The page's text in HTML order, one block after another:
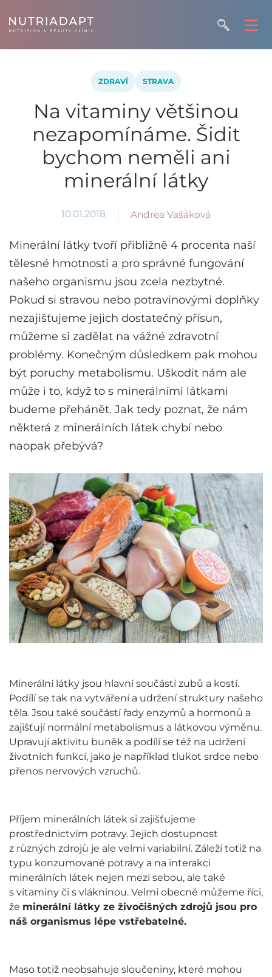
ZDRAVÍ STRAVA
Na vitaminy většinou
nezapomínáme. Šidit
bychom neměli ani
minerální látky
10.01.2018 Andrea Vašáková
Minerální látky tvoří přibližně 4 procenta naší
tělesné hmotnosti a pro správné fungování
našeho organismu jsou zcela nezbytné.
Pokud si stravou nebo potravinovými doplňky
nezajišťujeme jejich dostatečný přísun,
můžeme si zadělat na vážné zdravotní
problémy. Konečným důsledkem pak mohou
být poruchy metabolismu. Uškodit nám ale
může i to, když to s minerálními látkami
budeme přehánět. Jak tedy poznat, že nám
některá z minerálních látek chybí nebo
naopak přebývá?
Minerální látky jsou hlavní součástí zubů a kostí.
Podílí se tak na vytváření a udržení struktury našeho
těla. Jsou také součástí řady enzymů a hormonů a
zajišťují normální metabolismus a látkovou výměnu.
Upravují aktivitu buněk a podílí se též na udržení
životních funkcí, jako je například tlukot srdce nebo
přenos nervových vzruchů.
Příjem minerálních látek si zajišťujeme
prostřednictvím potravy. Jejich dostupnost
z různých zdrojů je ale velmi variabilní. Záleží totiž na
typu konzumované potravy a na interakci
minerálních látek nejen mezi sebou, ale také
s vitaminy či s vlákninou. Velmi obecně můžeme říci,
že minerální látky ze živočišných zdrojů jsou pro
náš organismus lépe vstřebatelné.
Maso totiž neobsahuje sloučeniny, které mohou